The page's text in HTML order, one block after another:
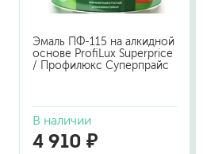
декоративная
кракелюрные
защитные
Эмаль ПФ-115 на алкидной
основе ProfiLux Superprice
/ Профилюкс Суперпрайс
В наличии
4 910 ₽